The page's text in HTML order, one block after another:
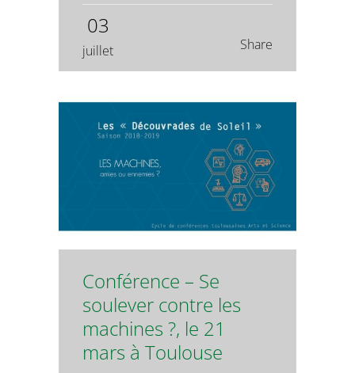
03
juillet Share
Conférence – Se
soulever contre les
machines ?, le 21
mars à Toulouse